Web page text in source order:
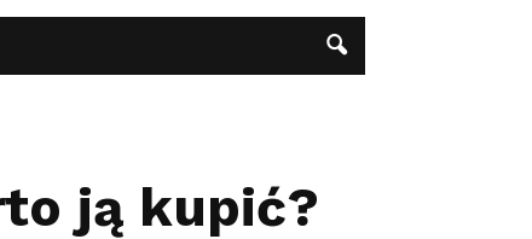
ją kupić?